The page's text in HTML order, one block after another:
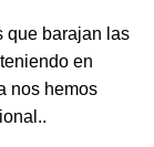
que barajan las
en
nos hemos